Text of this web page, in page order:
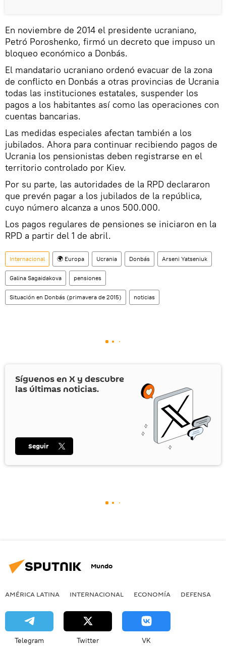
En noviembre de 2014 el presidente ucraniano,
Petró Poroshenko, firmó un decreto que impuso un
bloqueo económico a Donbás.
El mandatario ucraniano ordenó evacuar de la zona
de conflicto en Donbás a otras provincias de Ucrania
todas las instituciones estatales, suspender los
pagos a los habitantes así como las operaciones con
cuentas bancarias.
Las medidas especiales afectan también a los
jubilados. Ahora para continuar recibiendo pagos de
Ucrania los pensionistas deben registrarse en el
territorio controlado por Kiev.
Por su parte, las autoridades de la RPD declararon
que prevén pagar a los jubilados de la república,
cuyo número alcanza a unos 500.000.
Los pagos regulares de pensiones se iniciaron en la
RPD a partir del 1 de abril.
Internacional 🌍 Europa Ucrania Donbás Arseni Yatseniuk
Galina Sagaidakova pensiones
Situación en Donbás (primavera de 2015) noticias
Síguenos en X y descubre
las últimas noticias.
Seguir
Mundo
AMÉRICA LATINA INTERNACIONAL ECONOMÍA DEFENSA
Telegram Twitter VK